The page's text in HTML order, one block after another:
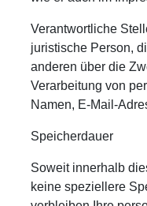
Verantwortliche
juristische Person,
anderen über die
Verarbeitung von
Namen, E-Mail-
Speicherdauer
Soweit innerhalb
keine speziellere